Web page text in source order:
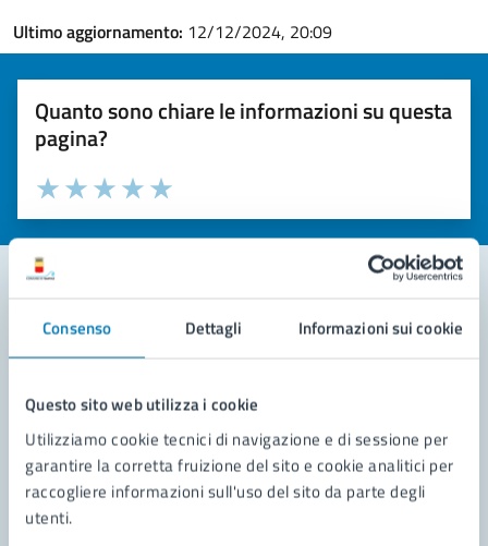
Consenso Dettagli Informazioni sui cookie
Questo sito web utilizza i cookie
Utilizziamo cookie tecnici di navigazione e di sessione per
garantire la corretta fruizione del sito e cookie analitici per
raccogliere informazioni sull'uso del sito da parte degli
utenti.
Ultimo aggiornamento: 12/12/2024, 20:09
Quanto sono chiare le informazioni su questa
pagina?
Valuta la chiarezza delle informazioni (da 1 a 5 stelle)
Seleziona il numero di stelle per valutare la chiarezza delle
Valuta 5 stelle su 5
Valuta 4 stelle su 5
Valuta 3 stelle su 5
Valuta 2 stelle su 5
Valuta 1 stelle su 5
Contatta il comune
Richiedi assistenza
Prenota appuntamento
Problemi in città